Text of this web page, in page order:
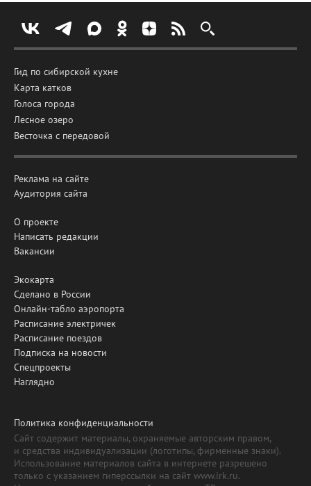
Гид по сибирской кухне
Карта катков
Голоса города
Лесное озеро
Весточка с передовой
Реклама на сайте
Аудитория сайта
О проекте
Написать редакции
Вакансии
Экокарта
Сделано в России
Онлайн-табло аэропорта
Расписание электричек
Расписание поездов
Подписка на новости
Спецпроекты
Наглядно
Политика конфиденциальности
Сайт содержит материалы, охраняемые авторским правом,
и средства индивидуализации (логотипы, фирменные знаки).
Использование материалов сайта в интернете разрешено
только с указанием гиперссылки на сайт www.irk.ru.